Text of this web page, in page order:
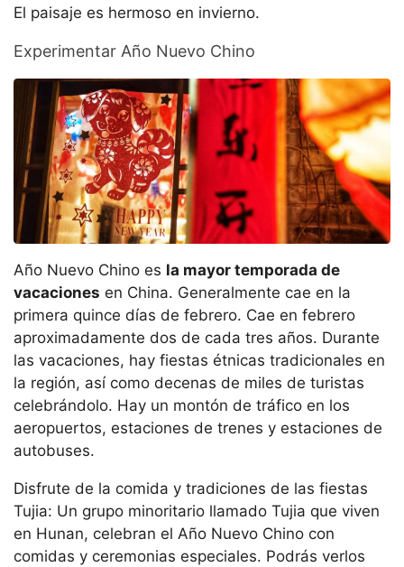
El paisaje es hermoso en invierno.
Experimentar Año Nuevo Chino
Año Nuevo Chino es la mayor temporada de
vacaciones en China. Generalmente cae en la
primera quince días de febrero. Cae en febrero
aproximadamente dos de cada tres años. Durante
las vacaciones, hay fiestas étnicas tradicionales en
la región, así como decenas de miles de turistas
celebrándolo. Hay un montón de tráfico en los
aeropuertos, estaciones de trenes y estaciones de
autobuses.
Disfrute de la comida y tradiciones de las fiestas
Tujia: Un grupo minoritario llamado Tujia que viven
en Hunan, celebran el Año Nuevo Chino con
comidas y ceremonias especiales. Podrás verlos